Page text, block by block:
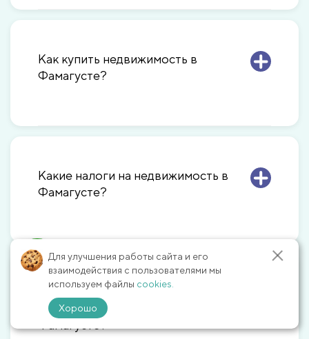
Как купить недвижимость в
Фамагусте?
Какие налоги на недвижимость в
Фамагусте?
Какие есть возможности для
отдыха и развлечений в
Фамагусте?
Для улучшения работы сайта и его
взаимодействия с пользователями мы
используем файлы cookies.
Хорошо